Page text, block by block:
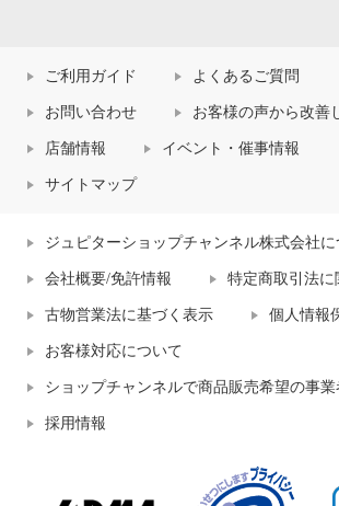
ご利用ガイド よくあるご質問
お問い合わせ お客様の声から改善
店舗情報 イベント・催事情報
サイトマップ
ジュピターショップチャンネル株式会社に
会社概要/免許情報 特定商取引法に
古物営業法に基づく表示 個人情報
お客様対応について
ショップチャンネルで商品販売希望の事業
採用情報